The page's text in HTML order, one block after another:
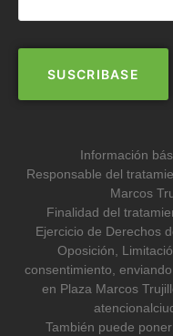
Información
Responsable del
Marcos
Finalidad del
Ejercicio de Derechos
Oposición,
consentimiento,
en Plaza Marcos
También puede